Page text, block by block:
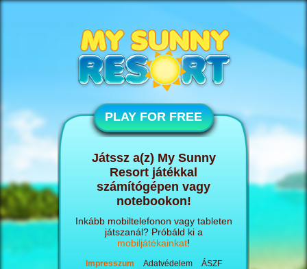
PLAY FOR FREE
Játssz a(z) My Sunny
Resort játékkal
számítógépen vagy
notebookon!
Inkább mobiltelefonon vagy tableten
játszanál? Próbáld ki a
mobiljátékainkat!
Impresszum Adatvédelem
ÁSZF